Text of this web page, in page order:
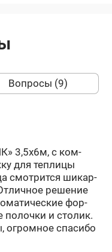
Вопросы (9)
3,5х6м, с ком­
для теп­ли­цы
смот­рит­ся ши­кар­
ре­ше­ние
фор­
по­лоч­ки и сто­лик.
огром­ное спа­си­бо